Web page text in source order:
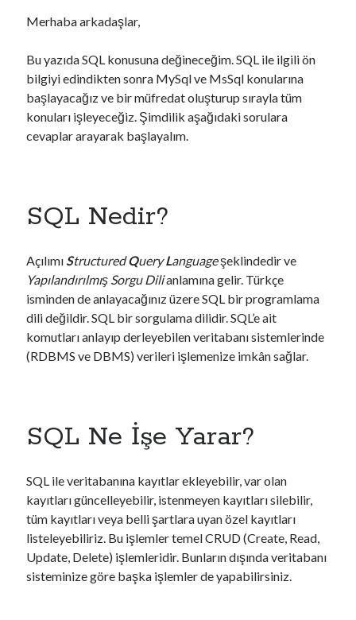
Java
Javascript
Laravel
Linux
Mac Os
Masaüstü Programlama
Mobil Programlama
MsSql Server
Sistem Güvenliği
Veritabanı Güvenliği
Web Güvenliği
Web Programlama
Windows
Merhaba arkadaşlar,
Bu yazıda SQL konusuna değineceğim. SQL ile ilgili ön
bilgiyi edindikten sonra MySql ve MsSql konularına
başlayacağız ve bir müfredat oluşturup sırayla tüm
konuları işleyeceğiz. Şimdilik aşağıdaki sorulara
cevaplar arayarak başlayalım.
SQL Nedir?
AçılımıStructuredQueryLanguageşeklindedir ve
Yapılandırılmış Sorgu Dilianlamına gelir. Türkçe
isminden de anlayacağınız üzere SQL bir programlama
dili değildir. SQL bir sorgulama dilidir. SQL’e ait
komutları anlayıp derleyebilen veritabanı sistemlerinde
(RDBMS ve DBMS) verileri işlemenize imkân sağlar.
SQL Ne İşe Yarar?
SQL ile veritabanına kayıtlar ekleyebilir, var olan
kayıtları güncelleyebilir, istenmeyen kayıtları silebilir,
tüm kayıtları veya belli şartlara uyan özel kayıtları
listeleyebiliriz. Bu işlemler temel CRUD (Create, Read,
Update, Delete) işlemleridir. Bunların dışında veritabanı
sisteminize göre başka işlemler de yapabilirsiniz.